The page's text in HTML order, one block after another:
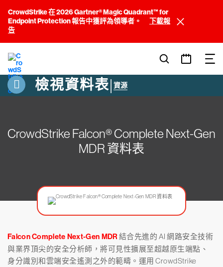
CrowdStrike 在 2026 Gartner® Magic Quadrant™ for
Endpoint Protection 報告中獲評為領導者。
下載報
告
檢視資料表| 資源
CrowdStrike Falcon® Complete Next-Gen
MDR 資料表
Falcon Complete Next-Gen MDR結合先進的 AI 網路安全技術
與業界頂尖的安全分析師，將可見性擴展至超越原生端點、
身分識別和雲端安全遙測之外的範疇。運用 CrowdStrike